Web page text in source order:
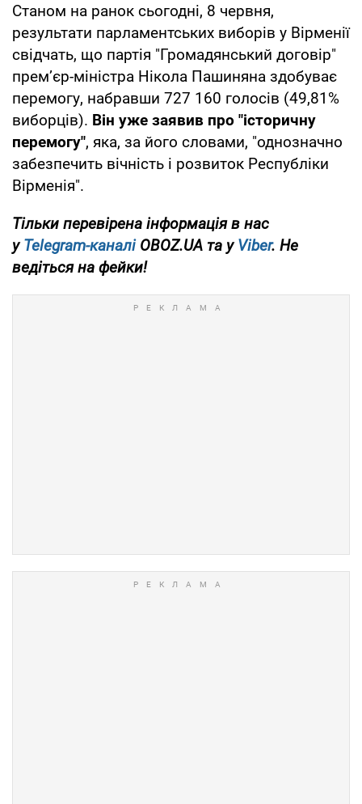
Станом на ранок сьогодні, 8 червня,
результати парламентських виборів у Вірменії
свідчать, що партія "Громадянський договір"
прем’єр-міністра Нікола Пашиняна здобуває
перемогу, набравши 727 160 голосів (49,81%
виборців). Він уже заявив про "історичну
перемогу", яка, за його словами, "однозначно
забезпечить вічність і розвиток Республіки
Вірменія".
Тільки перевірена інформація в нас
уTelegram-каналіOBOZ.UA та уViber. Не
ведіться на фейки!